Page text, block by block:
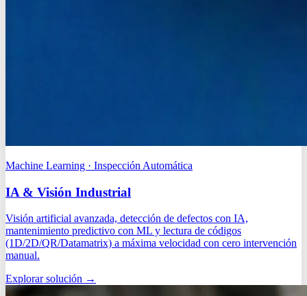
Machine Learning · Inspección Automática
IA & Visión Industrial
Visión artificial avanzada, detección de defectos con IA,
mantenimiento predictivo con ML y lectura de códigos
(1D/2D/QR/Datamatrix) a máxima velocidad con cero intervención
manual.
Explorar solución →